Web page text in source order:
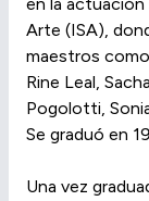
Arte (ISA),
maestros
Rine Leal,
Pogolotti,
Se graduó en
Una vez